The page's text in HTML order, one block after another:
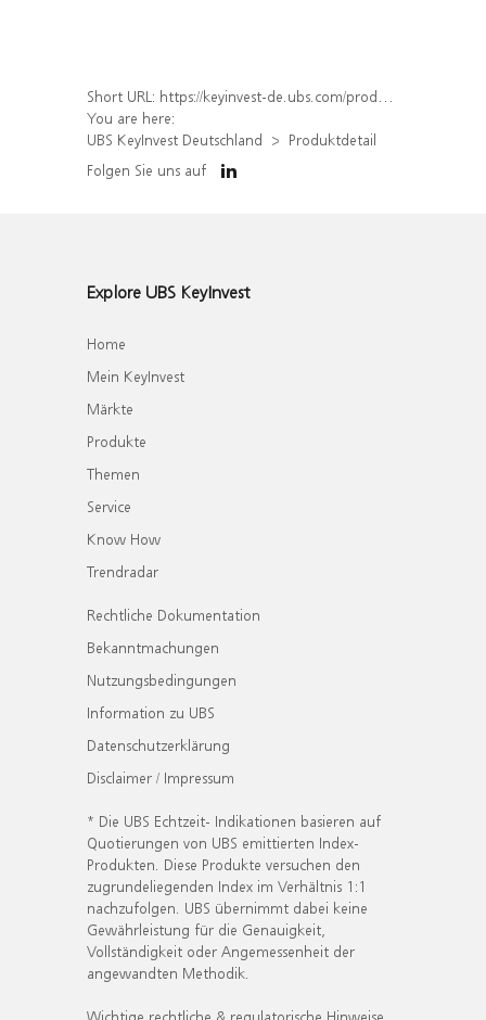
Short URL: https://keyinvest-de.ubs.com/produkt/detail/index/isin/DE000WA2MWV2
You are here:
UBS KeyInvest Deutschland
Produktdetail
Folgen Sie uns auf
Explore UBS KeyInvest
Home
Mein KeyInvest
Märkte
Produkte
Themen
Service
Know How
Trendradar
Rechtliche Dokumentation
Bekanntmachungen
Nutzungsbedingungen
Information zu UBS
Datenschutzerklärung
Disclaimer / Impressum
* Die UBS Echtzeit- Indikationen basieren auf
Quotierungen von UBS emittierten Index-
Produkten. Diese Produkte versuchen den
zugrundeliegenden Index im Verhältnis 1:1
nachzufolgen. UBS übernimmt dabei keine
Gewährleistung für die Genauigkeit,
Vollständigkeit oder Angemessenheit der
angewandten Methodik.